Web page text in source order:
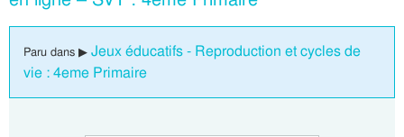
Paru dans ▶ Jeux éducatifs - Reproduction et cycles de
vie : 4eme Primaire